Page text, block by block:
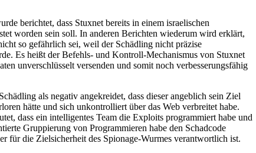
berichtet, dass Stuxnet bereits in einem israelischen
worden sein soll. In anderen Berichten wiederum wird erklärt,
so gefährlich sei, weil der Schädling nicht präzise
Es heißt der Befehls- und Kontroll-Mechanismus von Stuxnet
unverschlüsselt versenden und somit noch verbesserungsfähig
als negativ angekreidet, dass dieser angeblich sein Ziel
hätte und sich unkontrolliert über das Web verbreitet habe.
dass ein intelligentes Team die Exploits programmiert habe und
Gruppierung von Programmieren habe den Schadcode
für die Zielsicherheit des Spionage-Wurmes verantwortlich ist.